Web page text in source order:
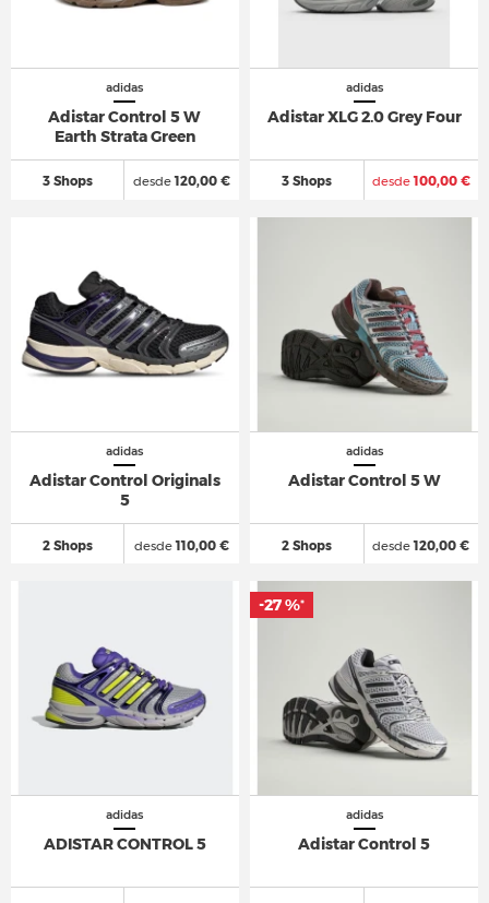
adidas
Adistar Control 5 W
Earth Strata Green
3 Shops desde120,00 €
adidas
Adistar XLG 2.0 Grey Four
3 Shops desde100,00 €
adidas
Adistar Control Originals
5
2 Shops desde110,00 €
adidas
Adistar Control 5 W
2 Shops desde120,00 €
adidas
ADISTAR CONTROL 5
adidas
Adistar Control 5
-27 %*